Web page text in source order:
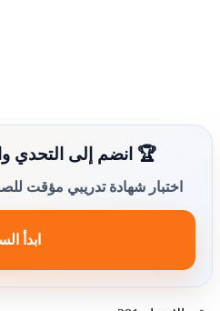
🏆 انضم إلى التحدي
اختبار شهادة تدريبي مؤقت
ابدأ